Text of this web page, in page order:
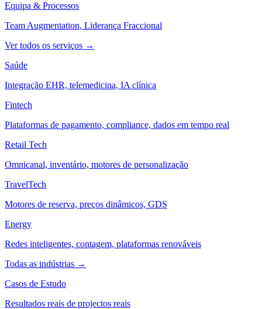
Equipa & Processos
Team Augmentation, Liderança Fraccional
Ver todos os serviços →
Saúde
Integração EHR, telemedicina, IA clínica
Fintech
Plataformas de pagamento, compliance, dados em tempo real
Retail Tech
Omnicanal, inventário, motores de personalização
TravelTech
Motores de reserva, preços dinâmicos, GDS
Energy
Redes inteligentes, contagem, plataformas renováveis
Todas as indústrias →
Casos de Estudo
Resultados reais de projectos reais